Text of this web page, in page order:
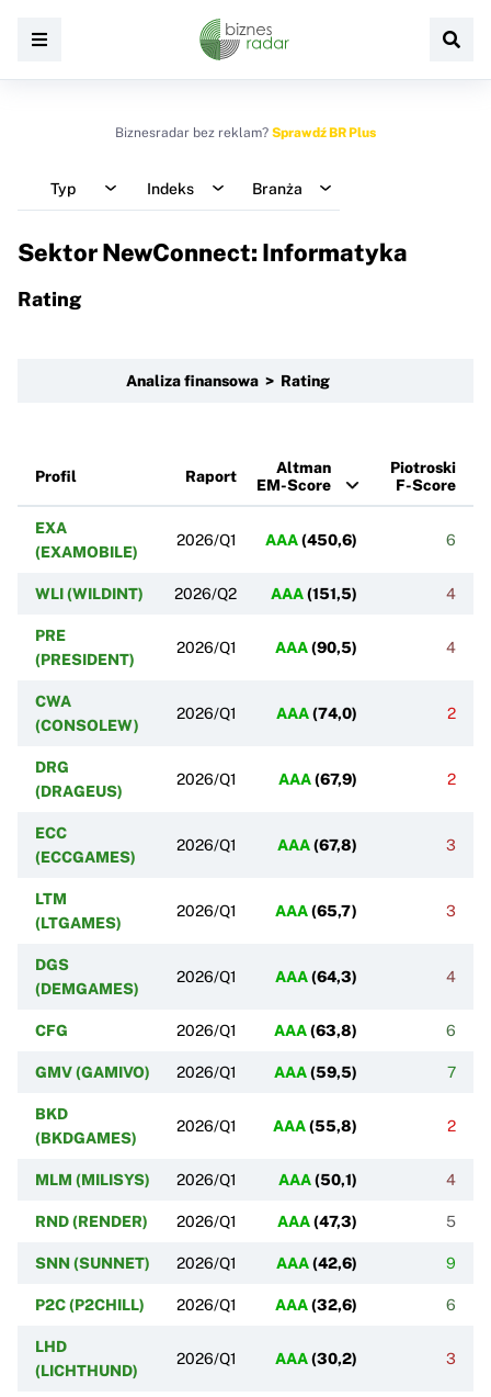
Biznesradar bez reklam? Sprawdź BR Plus
Typ Indeks Branża
Sektor NewConnect: Informatyka
Rating
Analiza finansowa > Rating
Profil Raport
Altman
EM-Score
Piotroski
F-Score
EXA
(EXAMOBILE)
2026/Q1 AAA(450,6) 6
WLI (WILDINT) 2026/Q2 AAA(151,5) 4
PRE
(PRESIDENT)
2026/Q1 AAA(90,5) 4
CWA
(CONSOLEW)
2026/Q1 AAA(74,0) 2
DRG
(DRAGEUS)
2026/Q1 AAA(67,9) 2
ECC
(ECCGAMES)
2026/Q1 AAA(67,8) 3
LTM
(LTGAMES)
2026/Q1 AAA(65,7) 3
DGS
(DEMGAMES)
2026/Q1 AAA(64,3) 4
CFG 2026/Q1 AAA(63,8) 6
GMV (GAMIVO) 2026/Q1 AAA(59,5) 7
BKD
(BKDGAMES)
2026/Q1 AAA(55,8) 2
MLM (MILISYS) 2026/Q1 AAA(50,1) 4
RND (RENDER) 2026/Q1 AAA(47,3) 5
SNN (SUNNET) 2026/Q1 AAA(42,6) 9
P2C (P2CHILL) 2026/Q1 AAA(32,6) 6
LHD
(LICHTHUND)
2026/Q1 AAA(30,2) 3